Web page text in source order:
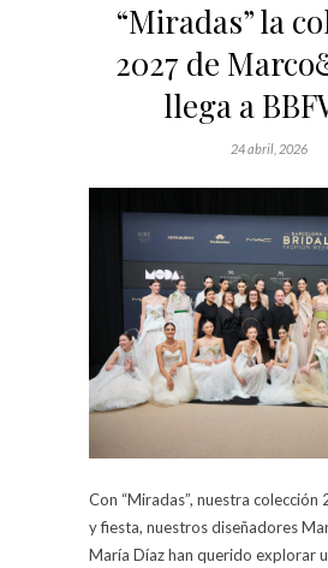
“Miradas” la
2027 de
llega a
24 abril, 2026
Con “Miradas”, nuestra colección
y fiesta, nuestros diseñadores
María Díaz han querido explorar